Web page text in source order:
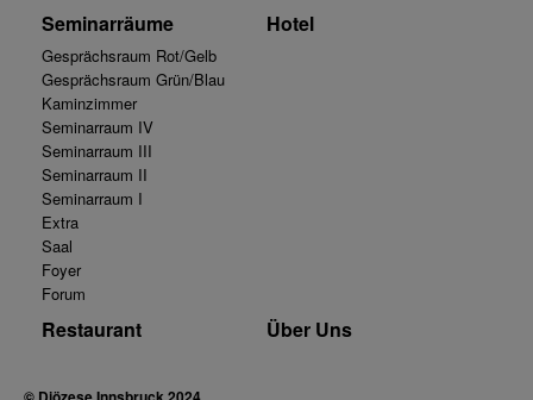
Seminarräume
Gesprächsraum Rot/Gelb
Gesprächsraum Grün/Blau
Kaminzimmer
Seminarraum IV
Seminarraum III
Seminarraum II
Seminarraum I
Extra
Saal
Foyer
Forum
Hotel
Restaurant Über Uns